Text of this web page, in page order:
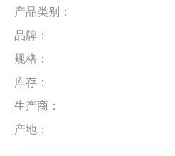
产品类别：
品牌：
规格：
库存：
生产商：
产地：